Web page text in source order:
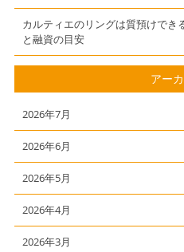
カルティエのリングは質預けで
と融資の目安
アー
2026年7月
2026年6月
2026年5月
2026年4月
2026年3月